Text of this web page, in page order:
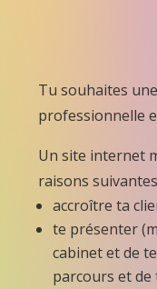
Tu souhaites
professionnelle
Un site internet
raisons
accroître ta
te présenter
cabinet et de
parcours et de